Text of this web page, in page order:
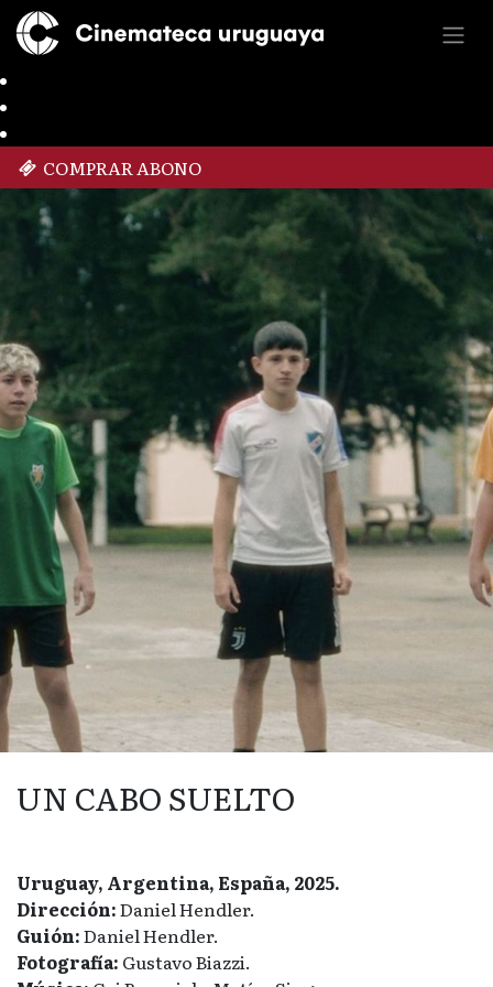
COMPRAR ABONO
UN CABO SUELTO
Uruguay, Argentina, España, 2025.
Dirección:Daniel Hendler.
Guión:Daniel Hendler.
Fotografía: Gustavo Biazzi.